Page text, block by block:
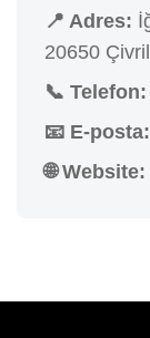
📍 Adres:
20650
📞 Telefon:
📧 E-posta:
🌐 Website: